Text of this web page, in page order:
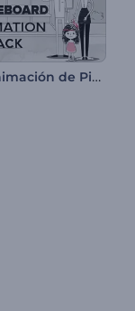
Paquete de Animación de Pizarra